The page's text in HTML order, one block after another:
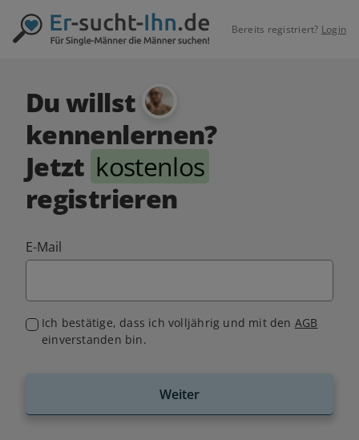
Bereits registriert? Login
Du willst
kennenlernen?
Jetzt kostenlos
registrieren
E-Mail
Ich bestätige, dass ich volljährig und mit den AGB
einverstanden bin.
Weiter